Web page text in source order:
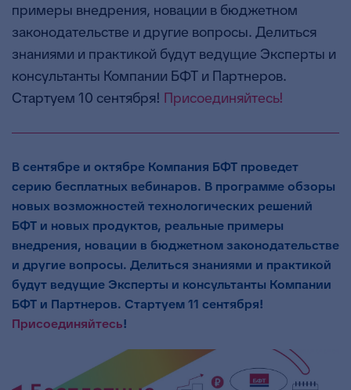
примеры внедрения, новации в бюджетном
законодательстве и другие вопросы. Делиться
знаниями и практикой будут ведущие Эксперты и
консультанты Компании БФТ и Партнеров.
Стартуем 10 сентября! Присоединяйтесь!
В сентябре и октябре Компания БФТ проведет
серию бесплатных вебинаров. В программе обзоры
новых возможностей технологических решений
БФТ и новых продуктов, реальные примеры
внедрения, новации в бюджетном законодательстве
и другие вопросы. Делиться знаниями и практикой
будут ведущие Эксперты и консультанты Компании
БФТ и Партнеров. Стартуем 11 сентября!
Присоединяйтесь!